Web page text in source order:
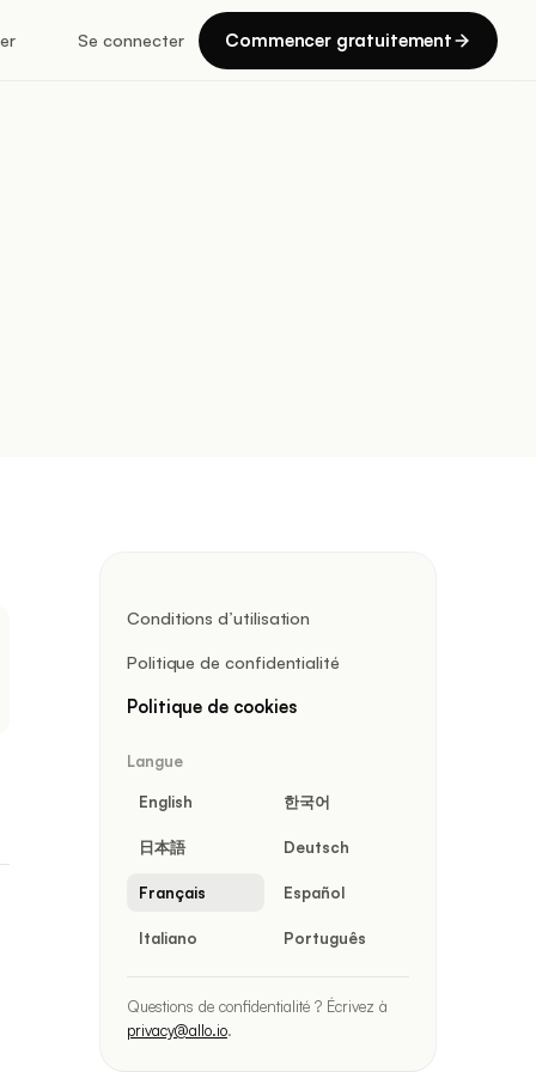
Se connecter Commencer gratuitement
Conditions d’utilisation
Politique de confidentialité
Politique de cookies
Langue
English 한국어
日本語 Deutsch
Français Español
Italiano Português
Questions de confidentialité ? Écrivez à
privacy@allo.io.